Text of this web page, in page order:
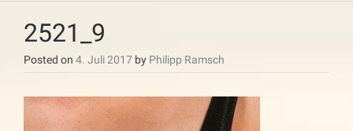
2521_9
Posted on 4. Juli 2017 by Philipp Ramsch